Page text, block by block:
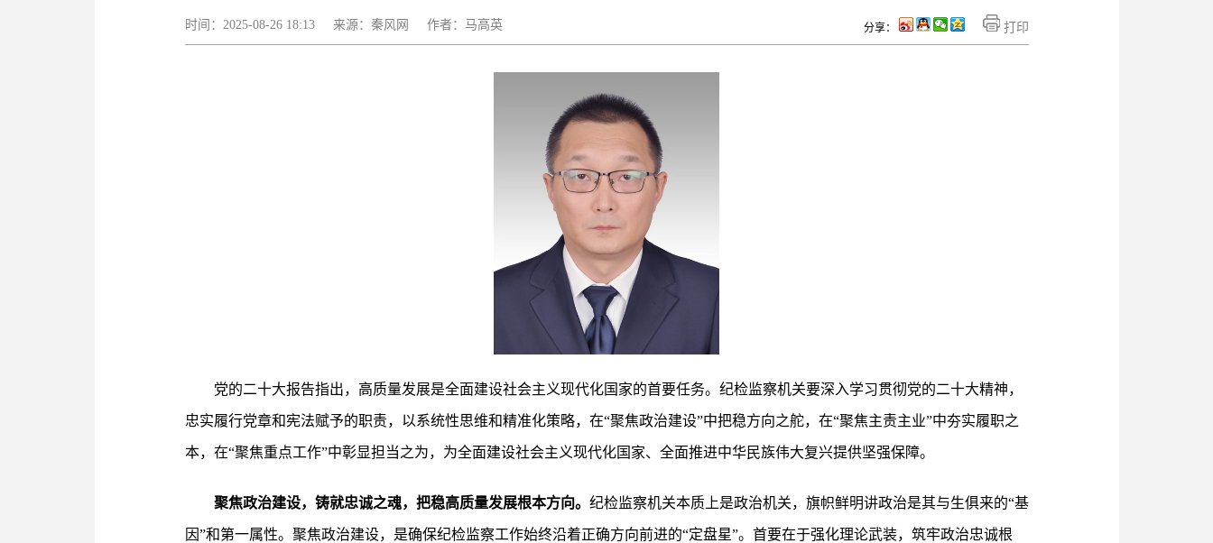
时间：2025-08-26 18:13 来源：秦风网 作者：马高英 打印
分享：
党的二十大报告指出，高质量发展是全面建设社会主义现代化国家的首要任务。纪检监察机关要深入学习贯彻党的二十大精神，
忠实履行党章和宪法赋予的职责，以系统性思维和精准化策略，在“聚焦政治建设”中把稳方向之舵，在“聚焦主责主业”中夯实履职之
本，在“聚焦重点工作”中彰显担当之为，为全面建设社会主义现代化国家、全面推进中华民族伟大复兴提供坚强保障。
聚焦政治建设，铸就忠诚之魂，把稳高质量发展根本方向。 纪检监察机关本质上是政治机关，旗帜鲜明讲政治是其与生俱来的“基
因”和第一属性。聚焦政治建设，是确保纪检监察工作始终沿着正确方向前进的“定盘星”。首要在于强化理论武装，筑牢政治忠诚根